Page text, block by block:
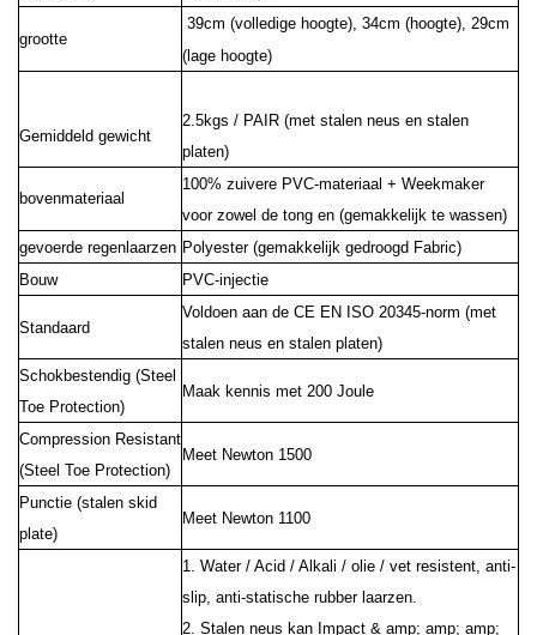
grootte
39cm (volledige hoogte), 34cm (hoogte), 29cm
(lage hoogte)
Gemiddeld gewicht
2.5kgs / PAIR (met stalen neus en stalen
platen)
bovenmateriaal
100% zuivere PVC-materiaal + Weekmaker
voor zowel de tong en (gemakkelijk te wassen)
gevoerde regenlaarzen Polyester (gemakkelijk gedroogd Fabric)
Bouw
PVC-injectie
Standaard
Voldoen aan de CE EN ISO 20345-norm (met
stalen neus en stalen platen)
Schokbestendig (Steel
Toe Protection)
Maak kennis met 200 Joule
Compression Resistant
(Steel Toe Protection)
Meet Newton 1500
Punctie (stalen skid
plate)
Meet Newton 1100
1. Water / Acid / Alkali / olie / vet resistent, anti-
slip, anti-statische rubber laarzen.
2. Stalen neus kan Impact & amp; amp; amp;